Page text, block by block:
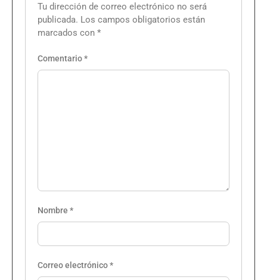
Tu dirección de correo electrónico no será
publicada. Los campos obligatorios están
marcados con *
Comentario*
Nombre *
Correo electrónico*